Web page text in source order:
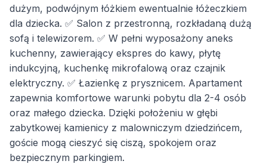
dużym, podwójnym łóżkiem ewentualnie łóżeczkiem
dla dziecka. ✅ Salon z przestronną, rozkładaną dużą
sofą i telewizorem. ✅ W pełni wyposażony aneks
kuchenny, zawierający ekspres do kawy, płytę
indukcyjną, kuchenkę mikrofalową oraz czajnik
elektryczny. ✅ Łazienkę z prysznicem. Apartament
zapewnia komfortowe warunki pobytu dla 2-4 osób
oraz małego dziecka. Dzięki położeniu w głębi
zabytkowej kamienicy z malowniczym dziedzińcem,
goście mogą cieszyć się ciszą, spokojem oraz
bezpiecznym parkingiem.